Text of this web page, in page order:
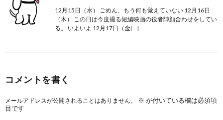
12月15日（水） ごめん、もう何も覚えていない 12月16日
（木） この日は今度撮る短編映画の役者陣顔合わせをしてい
る。 いよいよ 12月17日（金[…]
コメントを書く
メールアドレスが公開されることはありません。 ※ が付いている欄は必須項
目です